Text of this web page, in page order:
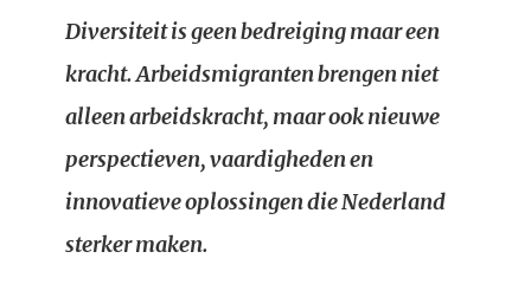
Diversiteit is geen bedreiging maar een
kracht. Arbeidsmigranten brengen niet
alleen arbeidskracht, maar ook nieuwe
perspectieven, vaardigheden en
innovatieve oplossingen die Nederland
sterker maken.